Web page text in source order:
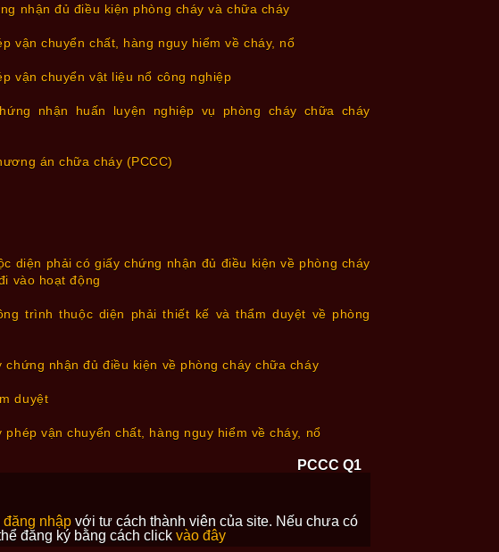
nhận đủ điều kiện phòng cháy và chữa cháy
vận chuyển chất, hàng nguy hiểm về cháy, nổ
vận chuyển vật liệu nổ công nghiệp
nhận huấn luyện nghiệp vụ phòng cháy chữa cháy
án chữa cháy (PCCC)
diện phải có giấy chứng nhận đủ điều kiện về phòng cháy
vào hoạt động
trình thuộc diện phải thiết kế và thẩm duyệt về phòng
nhận đủ điều kiện về phòng cháy chữa cháy
duyệt
vận chuyển chất, hàng nguy hiểm về cháy, nổ
PCCC Q1
đăng nhập với tư cách thành viên của site. Nếu chưa có
đăng ký bằng cách click vào đây